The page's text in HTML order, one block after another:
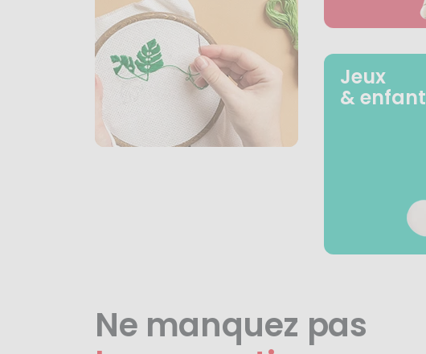
Jeux
& enfant
Ne manquez pas